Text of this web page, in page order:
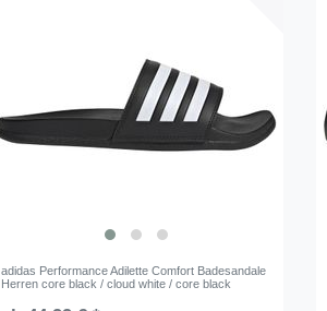
adidas Performance Adilette Comfort Badesandale
Herren core black / cloud white / core black